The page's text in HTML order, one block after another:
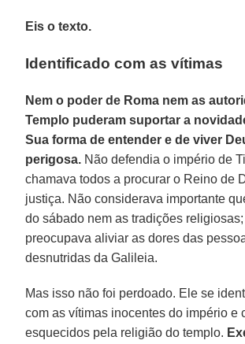
Eis o texto.
Identificado com as vítimas
Nem o poder de Roma nem as
Templo puderam suportar a
Sua forma de entender e de viver
perigosa. Não defendia o império de
chamava todos a procurar o Reino de
justiça. Não considerava importante
do sábado nem as tradições
preocupava aliviar as dores das
desnutridas da Galileia.
Mas isso não foi perdoado. Ele se
com as vítimas inocentes do império e
esquecidos pela religião do templo.